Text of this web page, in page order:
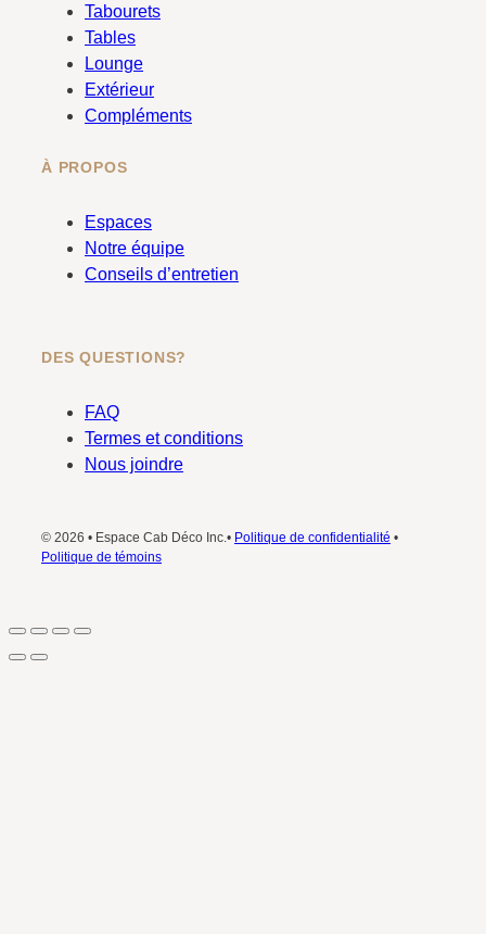
o
Tabourets
Tables
Lounge
Extérieur
Compléments
À PROPOS
Espaces
Notre équipe
Conseils d’entretien
DES QUESTIONS?
FAQ
Termes et conditions
Nous joindre
© 2026 • Espace Cab Déco Inc.• Politique de confidentialité •
Politique de témoins